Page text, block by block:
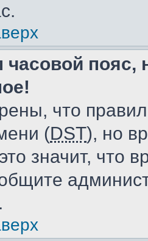
часовой пояс,
что
(DST), но
значит, что